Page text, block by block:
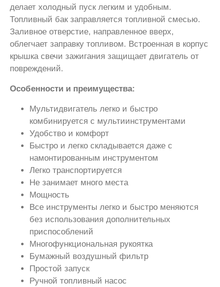
делает холодный пуск легким и удобным.
Топливный бак заправляется топливной смесью.
Заливное отверстие, направленное вверх,
облегчает заправку топливом. Встроенная в корпус
крышка свечи зажигания защищает двигатель от
повреждений.
Особенности и преимущества:
Мультидвигатель легко и быстро
комбинируется с мультиинструментами
Удобство и комфорт
Быстро и легко складывается даже с
намонтированным инструментом
Легко транспортируется
Не занимает много места
Мощность
Все инструменты легко и быстро меняются
без использования дополнительных
приспособлений
Многофункциональная рукоятка
Бумажный воздушный фильтр
Простой запуск
Ручной топливный насос